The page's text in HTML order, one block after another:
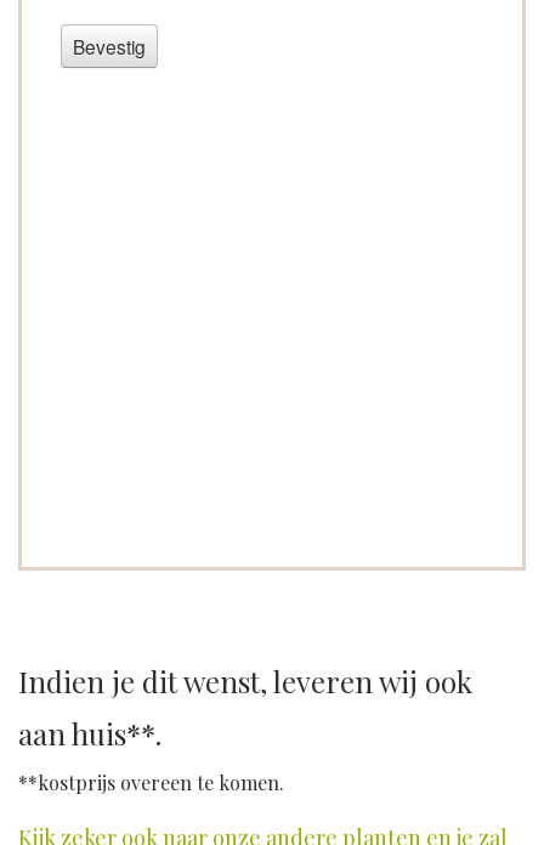
Indien je dit wenst, leveren wij ook
aan huis**.
**kostprijs overeen te komen.
Kijk zeker ook naar onze andere planten en je zal